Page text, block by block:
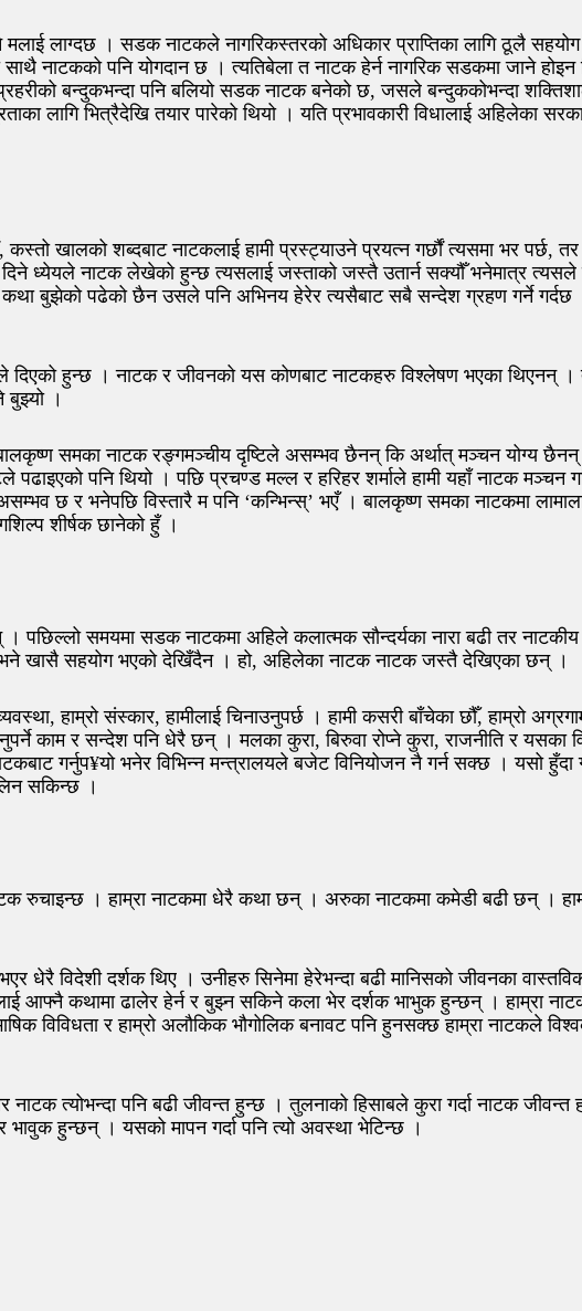
मलाई लाग्दछ । सडक नाटकले नागरिकस्तरको अधिकार प्राप्तिका लागि ठूलै
नाटकको पनि योगदान छ । त्यतिबेला त नाटक हेर्न नागरिक सडकमा जाने
बन्दुकभन्दा पनि बलियो सडक नाटक बनेको छ, जसले बन्दुककोभन्दा
लागि भित्रैदेखि तयार पारेको थियो । यति प्रभावकारी विधालाई अहिलेका
खालको शब्दबाट नाटकलाई हामी प्रस्ट्याउने प्रयत्न गर्छौं त्यसमा भर पर्छ,
ध्येयले नाटक लेखेको हुन्छ त्यसलाई जस्ताको जस्तै उतार्न सक्यौँ भनेमात्र त्यसले
बुझेको पढेको छैन उसले पनि अभिनय हेरेर त्यसैबाट सबै सन्देश ग्रहण गर्ने
हुन्छ । नाटक र जीवनको यस कोणबाट नाटकहरु विश्लेषण भएका थिएनन् ।
बुझ्यो ।
समका नाटक रङ्गमञ्चीय दृष्टिले असम्भव छैनन् कि अर्थात् मञ्चन योग्य छैनन्
पढाइएको पनि थियो । पछि प्रचण्ड मल्ल र हरिहर शर्माले हामी यहाँ नाटक
छ र भनेपछि विस्तारै म पनि ‘कन्भिन्स्’ भएँ । बालकृष्ण समका नाटकमा
शीर्षक छानेको हुँ ।
समयमा सडक नाटकमा अहिले कलात्मक सौन्दर्यका नारा बढी तर
खासै सहयोग भएको देखिँदैन । हो, अहिलेका नाटक नाटक जस्तै देखिएका छन् ।
हाम्रो संस्कार, हामीलाई चिनाउनुपर्छ । हामी कसरी बाँचेका छौँ, हाम्रो
काम र सन्देश पनि धेरै छन् । मलका कुरा, बिरुवा रोप्ने कुरा, राजनीति र यसका
गर्नुप¥यो भनेर विभिन्न मन्त्रालयले बजेट विनियोजन नै गर्न सक्छ । यसो
सकिन्छ ।
रुचाइन्छ । हाम्रा नाटकमा धेरै कथा छन् । अरुका नाटकमा कमेडी बढी छन् ।
धेरै विदेशी दर्शक थिए । उनीहरु सिनेमा हेरेभन्दा बढी मानिसको जीवनका
आफ्नै कथामा ढालेर हेर्न र बुझ्न सकिने कला भेर दर्शक भाभुक हुन्छन् । हाम्रा
विविधता र हाम्रो अलौकिक भौगोलिक बनावट पनि हुनसक्छ हाम्रा नाटकले
त्योभन्दा पनि बढी जीवन्त हुन्छ । तुलनाको हिसाबले कुरा गर्दा नाटक जीवन्त
हुन्छन् । यसको मापन गर्दा पनि त्यो अवस्था भेटिन्छ ।